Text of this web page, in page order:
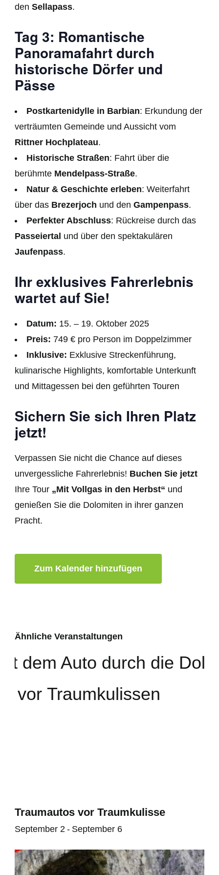
den Sellapass.
Tag 3: Romantische
Panoramafahrt durch
historische Dörfer und
Pässe
Postkartenidylle in Barbian: Erkundung der
verträumten Gemeinde und Aussicht vom
Rittner Hochplateau.
Historische Straßen: Fahrt über die
berühmte Mendelpass-Straße.
Natur & Geschichte erleben: Weiterfahrt
über das Brezerjoch und den Gampenpass.
Perfekter Abschluss: Rückreise durch das
Passeiertal und über den spektakulären
Jaufenpass.
Ihr exklusives Fahrerlebnis
wartet auf Sie!
Datum: 15. – 19. Oktober 2025
Preis: 749 € pro Person im Doppelzimmer
Inklusive: Exklusive Streckenführung,
kulinarische Highlights, komfortable Unterkunft
und Mittagessen bei den geführten Touren
Sichern Sie sich Ihren Platz
jetzt!
Verpassen Sie nicht die Chance auf dieses
unvergessliche Fahrerlebnis! Buchen Sie jetzt
Ihre Tour „Mit Vollgas in den Herbst“ und
genießen Sie die Dolomiten in ihrer ganzen
Pracht.
Zum Kalender hinzufügen
Ähnliche Veranstaltungen
Traumautos vor Traumkulisse
September 2 - September 6